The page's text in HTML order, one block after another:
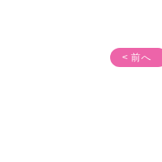
< 前へ